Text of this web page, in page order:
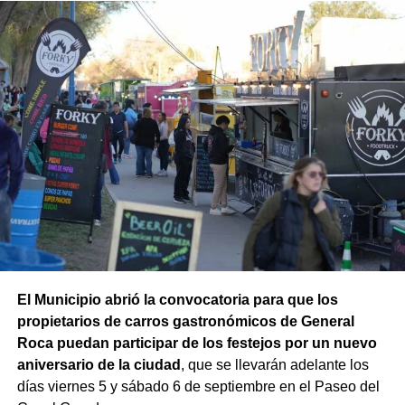
En la misma jornada, el equipo también rescató un
ejemplar de macá plateado, una especie característica de
la Patagonia. El ave fue trasladada para su evaluación y
permanece en rehabilitación, donde recibe los cuidados
necesarios hasta que esté en condiciones de ser liberada
nuevamente en su ambiente natural.
El subsecretario de Fauna Silvestre, Iván López, destacó
el trabajo realizado por los equipos: “Cada rescate refleja
el compromiso de nuestros equipos con la protección de
la fauna silvestre y con una convivencia responsable
entre las personas y la naturaleza. Quiero destacar
El Municipio abrió la convocatoria para que los
propietarios de carros gastronómicos de General
Roca puedan participar de los festejos por un nuevo
aniversario de la ciudad , que se llevarán adelante los
días viernes 5 y sábado 6 de septiembre en el Paseo del